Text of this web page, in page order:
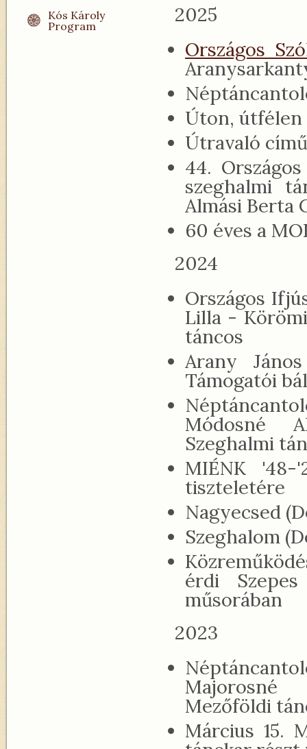
Kós Károly
Program
2025
Országos
Úton, útfélen
Útravaló
44.
szeghalmi
Almási Berta
60 éves a
2024
Országos
Lilla -
táncos
Arany
Támogatói bál
Módosné
Szeghalmi
MIÉNK '48-
tiszteletére
Nagyecsed
Szeghalom
érdi
műsorában
2023
Majorosné
Mezőföldi
Március 15.